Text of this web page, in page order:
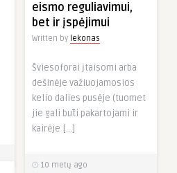
eismo reguliavimui,
bet ir įspėjimui
Written by lekonas
Šviesoforai įtaisomi arba
dešinėje važiuojamosios
kelio dalies pusėje (tuomet
jie gali būti pakartojami ir
kairėje […]
10 metų ago